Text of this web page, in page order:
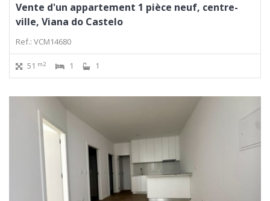
Vente d'un appartement 1 pièce neuf, centre-
ville, Viana do Castelo
Ref.: VCM14680
51 m2 1 1